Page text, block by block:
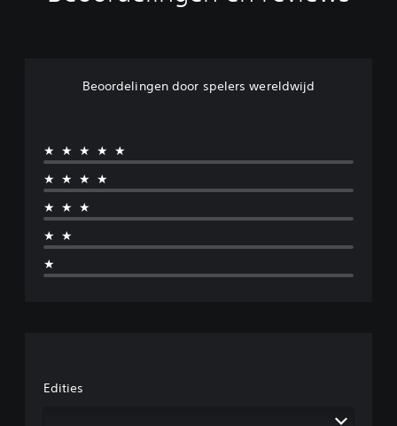
Beoordelingen door spelers wereldwijd
★★★★★
★★★★
★★★
★★
★
Edities